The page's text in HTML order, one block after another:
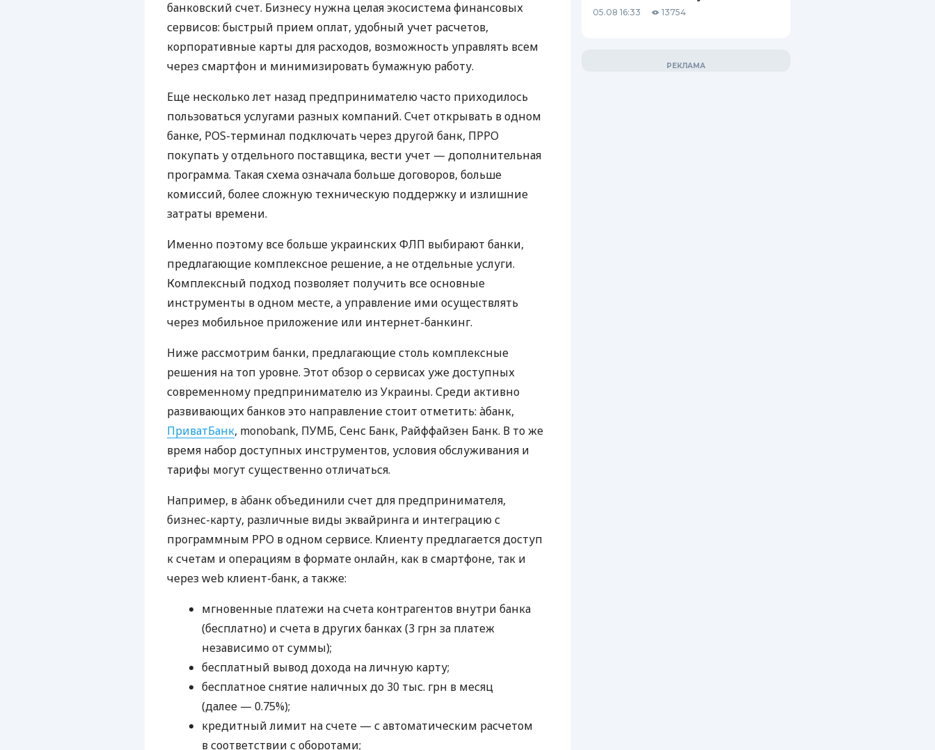
банковский счет. Бизнесу нужна целая экосистема финансовых
сервисов: быстрый прием оплат, удобный учет расчетов,
корпоративные карты для расходов, возможность управлять всем
через смартфон и минимизировать бумажную работу.
Еще несколько лет назад предпринимателю часто приходилось
пользоваться услугами разных компаний. Счет открывать в одном
банке, POS-терминал подключать через другой банк, ПРРО
покупать у отдельного поставщика, вести учет — дополнительная
программа. Такая схема означала больше договоров, больше
комиссий, более сложную техническую поддержку и излишние
затраты времени.
Именно поэтому все больше украинских ФЛП выбирают банки,
предлагающие комплексное решение, а не отдельные услуги.
Комплексный подход позволяет получить все основные
инструменты в одном месте, а управление ими осуществлять
через мобильное приложение или интернет-банкинг.
Ниже рассмотрим банки, предлагающие столь комплексные
решения на топ уровне. Этот обзор о сервисах уже доступных
современному предпринимателю из Украины. Среди активно
развивающих банков это направление стоит отметить: àбанк,
ПриватБанк, monobank, ПУМБ, Сенс Банк, Райффайзен Банк. В то же
время набор доступных инструментов, условия обслуживания и
тарифы могут существенно отличаться.
Например, в àбанк объединили счет для предпринимателя,
бизнес-карту, различные виды эквайринга и интеграцию с
программным РРО в одном сервисе. Клиенту предлагается доступ
к счетам и операциям в формате онлайн, как в смартфоне, так и
через web клиент-банк, а также:
мгновенные платежи на счета контрагентов внутри банка
(бесплатно) и счета в других банках (3 грн за платеж
независимо от суммы);
бесплатный вывод дохода на личную карту;
бесплатное снятие наличных до 30 тыс. грн в месяц
(далее — 0.75%);
кредитный лимит на счете — с автоматическим расчетом
в соответствии с оборотами;
05.08 16:33 13754